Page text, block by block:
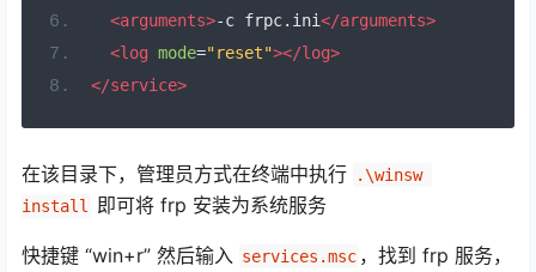
<arguments>-c frpc.ini</arguments>
<log mode="reset"></log>
</service>
在该目录下，管理员方式在终端中执行
.\winsw
install
即可将 frp 安装为系统服务
快捷键 “win+r” 然后输入 services.msc ，找到 frp 服务，